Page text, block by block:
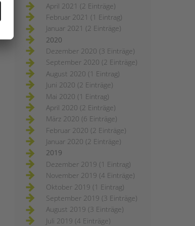
April 2021 (2 Einträge)
Februar 2021 (1 Eintrag)
Januar 2021 (2 Einträge)
2020
Dezember 2020 (3 Einträge)
September 2020 (2 Einträge)
August 2020 (1 Eintrag)
Juni 2020 (2 Einträge)
Mai 2020 (1 Eintrag)
April 2020 (2 Einträge)
März 2020 (6 Einträge)
Februar 2020 (2 Einträge)
Januar 2020 (2 Einträge)
2019
Dezember 2019 (1 Eintrag)
November 2019 (4 Einträge)
Oktober 2019 (1 Eintrag)
September 2019 (3 Einträge)
August 2019 (3 Einträge)
Juli 2019 (4 Einträge)